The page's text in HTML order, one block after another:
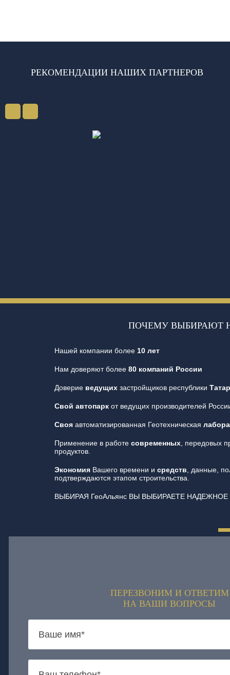
РЕКОМЕНДАЦИИ НАШИХ ПАРТНЕРОВ
ПОЧЕМУ ВЫБИРАЮТ
Нашей компании более10 лет
Нам доверяют более80 компаний России
Доверие ведущих застройщиков республики
Свой автопарк от ведущих производителей
Своя автоматизированная Геотехническая
Применение в работесовременных, передовых
продуктов.
Экономия Вашего времени исредств, данные,
подтверждаются этапом строительства.
ВЫБИРАЯ ГеоАльянс ВЫ ВЫБИРАЕТЕ
ПЕРЕЗВОНИМ И ОТВЕТИМ
НА ВАШИ ВОПРОСЫ